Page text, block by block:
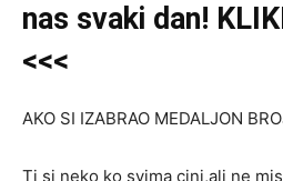
nas svaki dan!
<<<
AKO SI IZABRAO MEDALJON
Ti si neko ko svima cini,ali ne